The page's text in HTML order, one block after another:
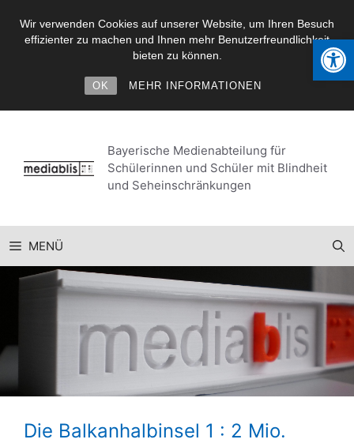
Wir verwenden Cookies auf unserer Website, um Ihren Besuch
effizienter zu machen und Ihnen mehr Benutzerfreundlichkeit
bieten zu können.
OK MEHR INFORMATIONEN
springen
Bayerische Medienabteilung für
Schülerinnen und Schüler mit Blindheit
und Seheinschränkungen
MENÜ
Die Balkanhalbinsel 1 : 2 Mio.